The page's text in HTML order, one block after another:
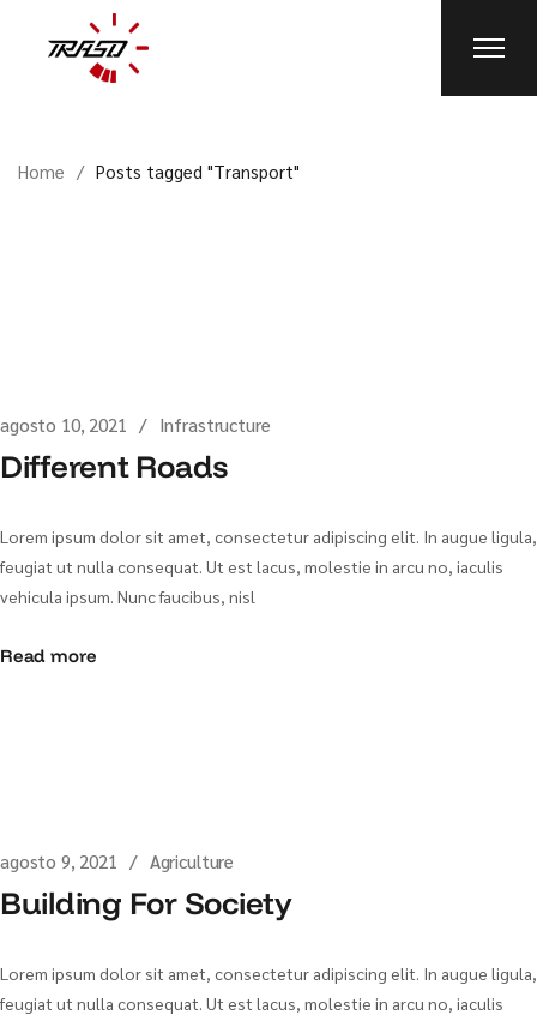
Home Posts tagged "Transport"
agosto 10, 2021 Infrastructure
Different Roads
Lorem ipsum dolor sit amet, consectetur adipiscing elit. In augue ligula,
feugiat ut nulla consequat. Ut est lacus, molestie in arcu no, iaculis
vehicula ipsum. Nunc faucibus, nisl
Read more
agosto 9, 2021 Agriculture
Building For Society
Lorem ipsum dolor sit amet, consectetur adipiscing elit. In augue ligula,
feugiat ut nulla consequat. Ut est lacus, molestie in arcu no, iaculis